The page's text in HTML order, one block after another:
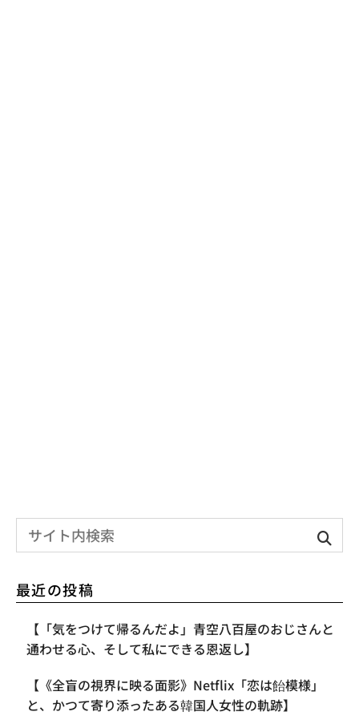
最近の投稿
【「気をつけて帰るんだよ」青空八百屋のおじさんと
通わせる心、そして私にできる恩返し】
【《全盲の視界に映る面影》Netflix「恋は飴模様」
と、かつて寄り添ったある韓国人女性の軌跡】